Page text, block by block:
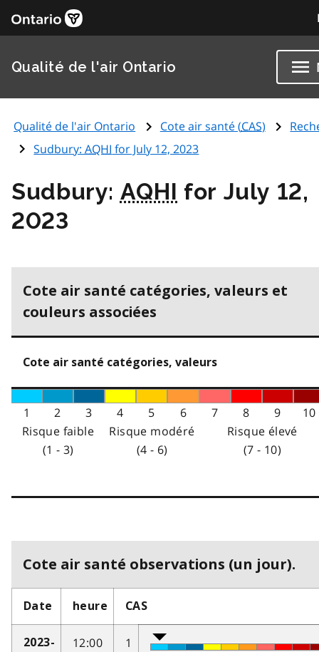
Qualité de l'air Ontario
Qualité de l'air Ontario Cote air santé (CAS)
Sudbury:AQHI for July 12, 2023
Sudbury: AQHI for July 12,
2023
Cote air santé catégories, valeurs et
couleurs associées
Cote air santé catégories, valeurs
1 2 3 4 5 6 7 8 9
10
Risque faible
(1 - 3)
Risque modéré
(4 - 6)
Risque élevé
(7 - 10)
Cote air santé observations (un jour).
Date heure CAS
2023-
12:00
1